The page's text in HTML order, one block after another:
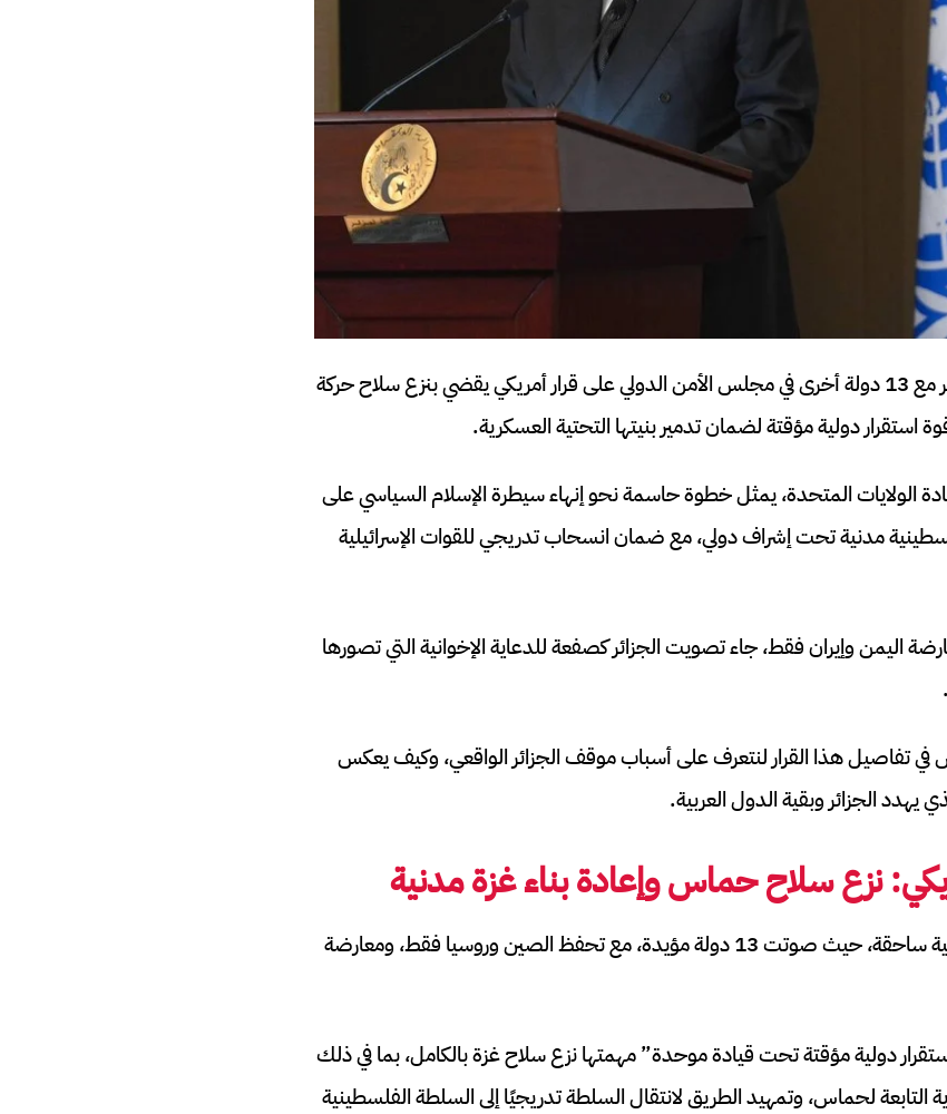
في تطور دراماتيكي صوتت الجزائر مع 13 دولة أخرى في مجلس الأمن الدولي على قرار أمريكي يقضي بنزع سلاح حركة
دولية مؤقتة لضمان تدمير بنيتها التحتية العسكرية.
الولايات المتحدة، يمثل خطوة حاسمة نحو إنهاء سيطرة الإسلام السياسي على
مدنية تحت إشراف دولي، مع ضمان انسحاب تدريجي للقوات الإسرائيلية
اليمن وإيران فقط، جاء تصويت الجزائر كصفعة للدعاية الإخوانية التي تصورها
.
في تفاصيل هذا القرار لنتعرف على أسباب موقف الجزائر الواقعي، وكيف يعكس
يهدد الجزائر وبقية الدول العربية.
نزع سلاح حماس وإعادة بناء غزة مدنية
اعتمد مجلس الأمن القرار بأغلبية ساحقة، حيث صوتت 13 دولة مؤيدة، مع تحفظ الصين وروسيا فقط، ومعارضة
دولية مؤقتة تحت قيادة موحدة” مهمتها نزع سلاح غزة بالكامل، بما في ذلك
التابعة لحماس، وتمهيد الطريق لانتقال السلطة تدريجيًا إلى السلطة الفلسطينية